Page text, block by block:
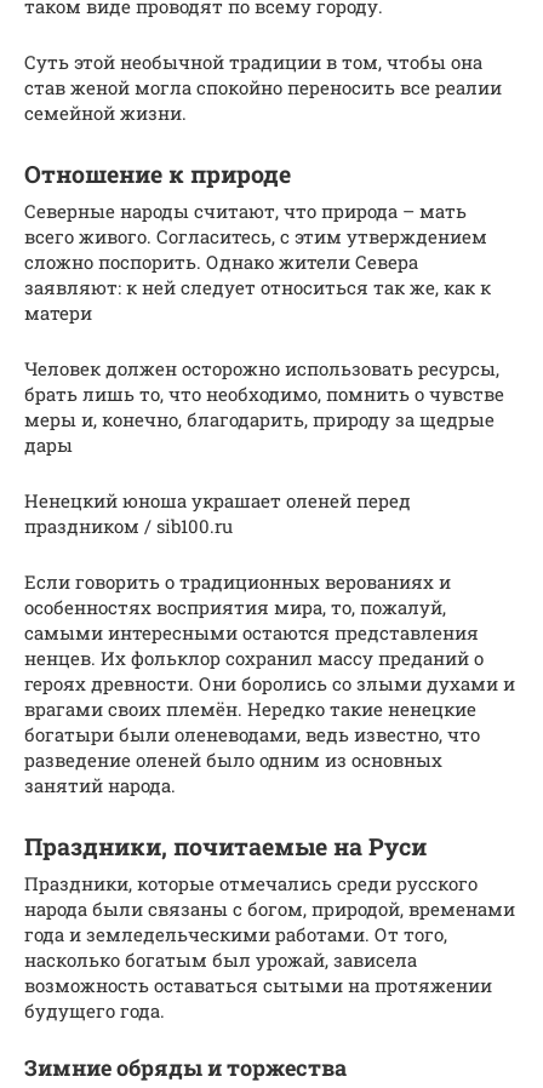
таком виде проводят по всему городу.
Суть этой необычной традиции в том, чтобы она
став женой могла спокойно переносить все реалии
семейной жизни.
Отношение к природе
Северные народы считают, что природа – мать
всего живого. Согласитесь, с этим утверждением
сложно поспорить. Однако жители Севера
заявляют: к ней следует относиться так же, как к
матери
Человек должен осторожно использовать ресурсы,
брать лишь то, что необходимо, помнить о чувстве
меры и, конечно, благодарить, природу за щедрые
дары
Ненецкий юноша украшает оленей перед
праздником / sib100.ru
Если говорить о традиционных верованиях и
особенностях восприятия мира, то, пожалуй,
самыми интересными остаются представления
ненцев. Их фольклор сохранил массу преданий о
героях древности. Они боролись со злыми духами и
врагами своих племён. Нередко такие ненецкие
богатыри были оленеводами, ведь известно, что
разведение оленей было одним из основных
занятий народа.
Праздники, почитаемые на Руси
Праздники, которые отмечались среди русского
народа были связаны с богом, природой, временами
года и земледельческими работами. От того,
насколько богатым был урожай, зависела
возможность оставаться сытыми на протяжении
будущего года.
Зимние обряды и торжества